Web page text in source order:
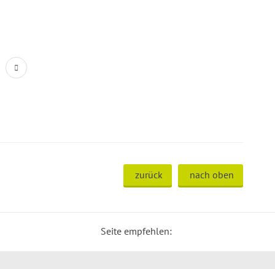
zurück nach oben
Seite empfehlen: